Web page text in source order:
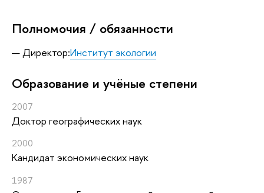
Полномочия / обязанности
Директор:Институт экологии
Oбразование и учёные степени
2007
Доктор географических наук
2000
Кандидат экономических наук
1987